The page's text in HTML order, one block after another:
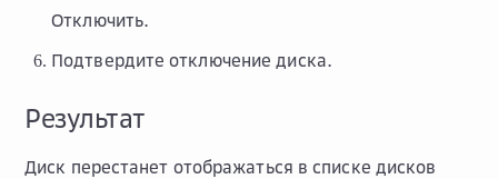
Отключить.
Подтвердите отключение диска.
Результат
Диск перестанет отображаться в списке дисков